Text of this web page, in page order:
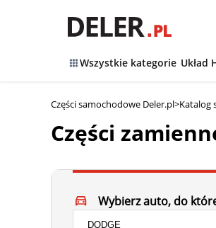
Wszystkie kategorie Układ
Części samochodowe Deler.pl>Katalog
Części
Wybierz auto, do